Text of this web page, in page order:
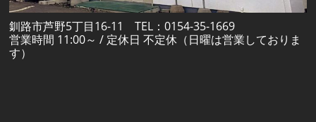
釧路市芦野5丁目16-11 TEL：0154-35-1669
営業時間 11:00～ / 定休日 不定休（日曜は営業しておりま
す）